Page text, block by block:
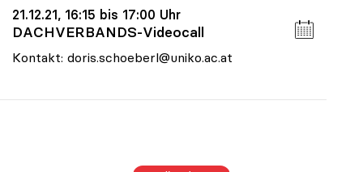
21.12.21, 16:15 bis 17:00 Uhr
DACHVERBANDS-Videocall
Kontakt: doris.schoeberl@uniko.ac.at